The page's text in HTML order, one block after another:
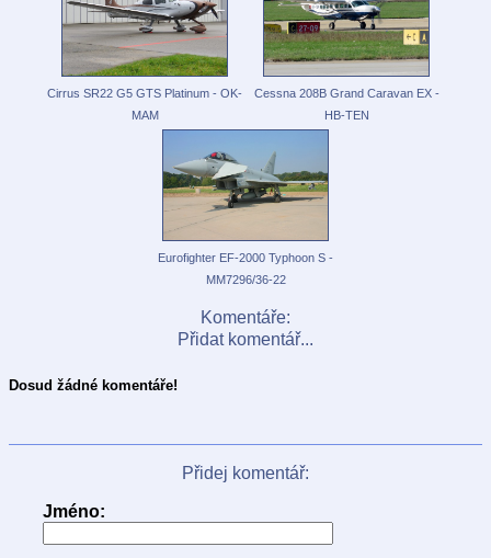
Cirrus SR22 G5 GTS Platinum - OK-
MAM
Cessna 208B Grand Caravan EX -
HB-TEN
Eurofighter EF-2000 Typhoon S -
MM7296/36-22
Komentáře:
Přidat komentář...
Dosud žádné komentáře!
Přidej komentář:
Jméno: